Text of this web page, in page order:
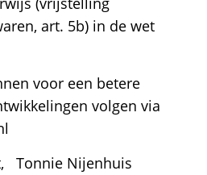
art. 5b) in de wet
voor een betere
volgen via
Tonnie Nijenhuis